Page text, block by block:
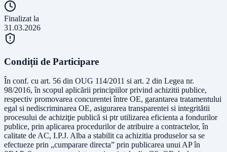
Finalizat la
31.03.2026
Condiții de Participare
În conf. cu art. 56 din OUG 114/2011 si art. 2 din Legea nr.
98/2016, în scopul aplicării principiilor privind achizitii publice,
respectiv promovarea concurentei între OE, garantarea tratamentului
egal si nediscriminarea OE, asigurarea transparentei si integritătii
procesului de achiziţie publică si ptr utilizarea eficienta a fondurilor
publice, prin aplicarea procedurilor de atribuire a contractelor, în
calitate de AC, I.P.J. Alba a stabilit ca achizitia produselor sa se
efectueze prin „cumparare directa” prin publicarea unui AP în